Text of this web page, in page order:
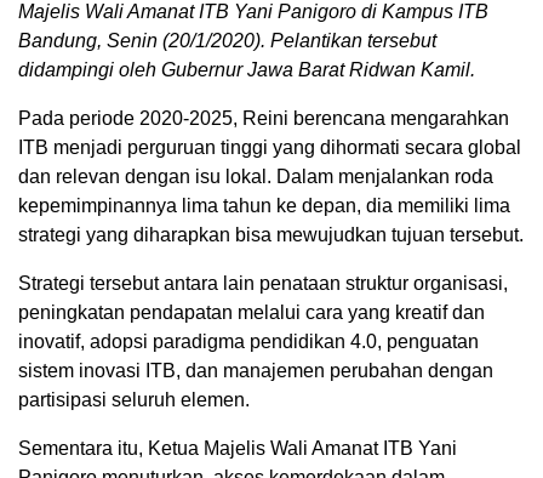
Majelis Wali Amanat ITB Yani Panigoro di Kampus ITB
Bandung, Senin (20/1/2020). Pelantikan tersebut
didampingi oleh Gubernur Jawa Barat Ridwan Kamil.
Pada periode 2020-2025, Reini berencana mengarahkan
ITB menjadi perguruan tinggi yang dihormati secara global
dan relevan dengan isu lokal. Dalam menjalankan roda
kepemimpinannya lima tahun ke depan, dia memiliki lima
strategi yang diharapkan bisa mewujudkan tujuan tersebut.
Strategi tersebut antara lain penataan struktur organisasi,
peningkatan pendapatan melalui cara yang kreatif dan
inovatif, adopsi paradigma pendidikan 4.0, penguatan
sistem inovasi ITB, dan manajemen perubahan dengan
partisipasi seluruh elemen.
Sementara itu, Ketua Majelis Wali Amanat ITB Yani